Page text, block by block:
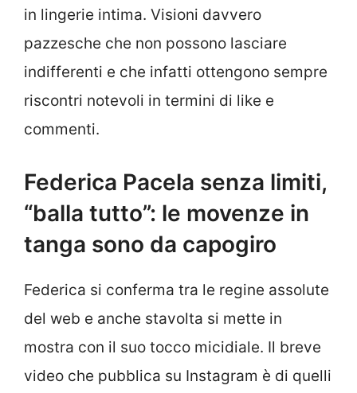
in lingerie intima. Visioni davvero
pazzesche che non possono lasciare
indifferenti e che infatti ottengono sempre
riscontri notevoli in termini di like e
commenti.
Federica Pacela senza limiti,
“balla tutto”: le movenze in
tanga sono da capogiro
Federica si conferma tra le regine assolute
del web e anche stavolta si mette in
mostra con il suo tocco micidiale. Il breve
video che pubblica su Instagram è di quelli